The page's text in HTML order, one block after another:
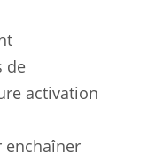
de
activation
enchaîner